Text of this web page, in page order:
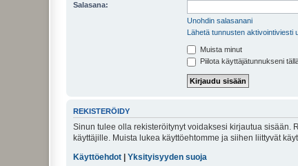
Salasana:
Unohdin salasanani
Lähetä tunnusten aktivointiviesti
Muista minut
Piilota käyttäjätunnukseni
REKISTERÖIDY
Sinun tulee olla rekisteröitynyt voidaksesi kirjautua sisään.
käyttäjille. Muista lukea käyttöehtomme ja siihen liittyvät
Käyttöehdot
Yksityisyyden suoja